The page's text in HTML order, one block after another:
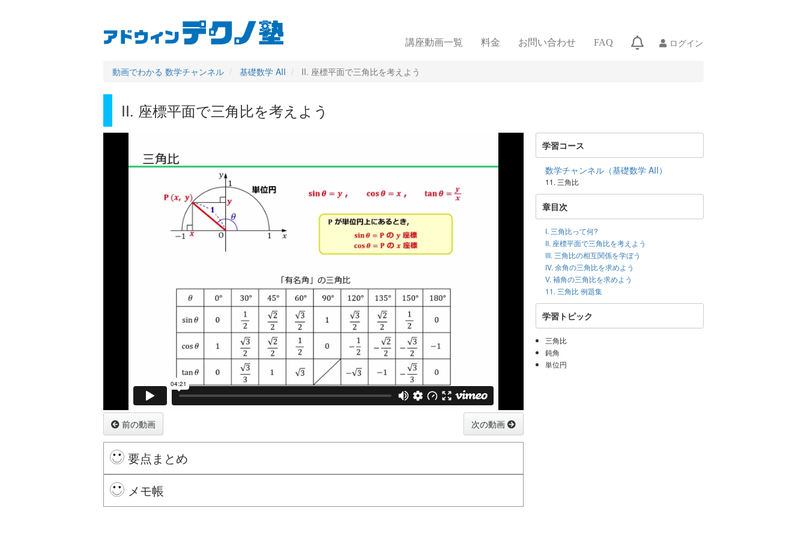
account ログイン
navigation 講座動画一覧 料金 お問い合わせ FAQ
動画でわかる 数学チャンネル 基礎数学 AII II. 座標平面で三角比を考えよう
II. 座標平面で三角比を考えよう
前の動画 次の動画
要点まとめ
座標平面上の半円を用いて, 鈍角における三角比を定義できる。
特に単位円を考えれば,sinθ, cosθ
sinθ,cosθ の値はそれぞれ, 対応する点のy
y座標とx
x座標の値にな
メモ帳
学習コース
数学チャンネル（基礎数学 AII）
11. 三角比
章目次
I. 三角比って何?
II. 座標平面で三角比を考えよう
III. 三角比の相互関係を学ぼう
IV. 余角の三角比を求めよう
V. 補角の三角比を求めよう
11. 三角比 例題集
学習トピック
三角比
鈍角
単位円